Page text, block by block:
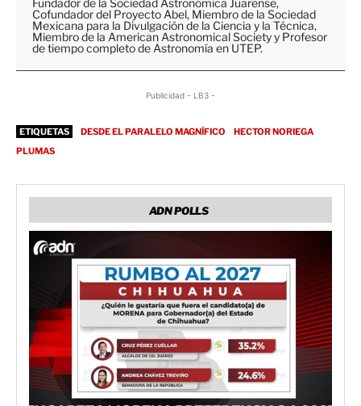
Cofundador del Proyecto Abel, Miembro de la Sociedad
Mexicana para la Divulgación de la Ciencia y la Técnica,
Miembro de la American Astronomical Society y Profesor
de tiempo completo de Astronomía en UTEP.
Publicidad - LB3 -
ETIQUETAS DESDE EL PARALELO MAGNÍFICO
HECTOR NORIEGA
PLUMAS
ADN POLLS